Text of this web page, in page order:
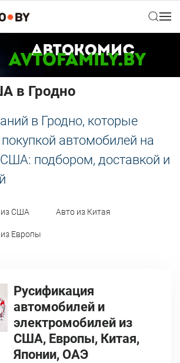
в Гродно
в Гродно, которые
автомобилей на
подбором, доставкой и
из США
Европы
Авто из Китая
Русификация
автомобилей и
электромобилей из
США, Европы, Китая,
Японии, ОАЭ